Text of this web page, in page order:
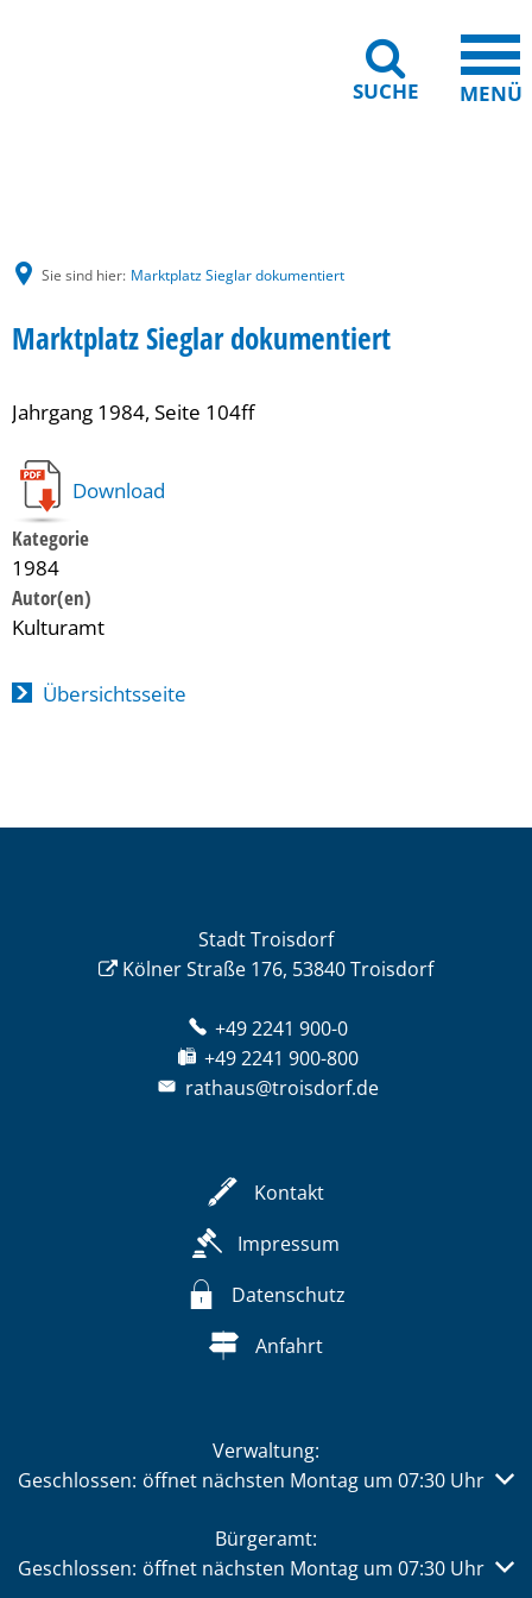
SUCHE MENÜ
Sie sind hier: Marktplatz Sieglar dokumentiert
Marktplatz Sieglar dokumentiert
Jahrgang 1984, Seite 104ff
Download
Kategorie
1984
Kulturamt
Übersichtsseite
Stadt Troisdorf
Kölner Straße 176, 53840 Troisdorf
+49 2241 900-0
+49 2241 900-800
rathaus@troisdorf.de
Kontakt
Impressum
Datenschutz
Anfahrt
Verwaltung:
Klicken, um weitere Öffnungs- oder Schließzeiten
Geschlossen: öffnet nächsten Montag um 07:30 Uhr
Bürgeramt:
Klicken, um weitere Öffnungs- oder Schließzeiten
Geschlossen: öffnet nächsten Montag um 07:30 Uhr